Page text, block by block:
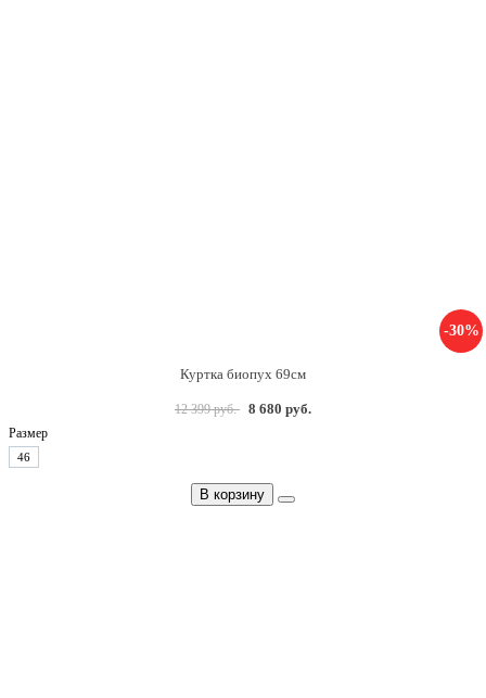
-30%
Куртка биопух 69см
12 399 руб. 8 680 руб.
Размер
46
В корзину